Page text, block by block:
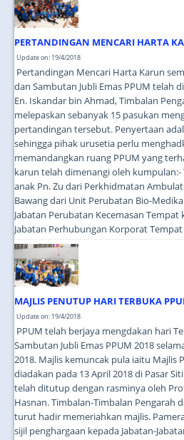
PERTANDINGAN MENCARI HARTA
Update on: 19/4/2018
Pertandingan Mencari Harta Karun
dan Sambutan Jubli Emas PPUM telah
En. Iskandar bin Ahmad, Timbalan
melepaskan sebanyak 15 pasukan
pertandingan tersebut. Penyertaan
sehingga pihak urusetia perlu
memandangkan ruang PPUM yang
karun telah dimenangi oleh
anak Pn. Zu dari Perkhidmatan
Bawang dari Unit Perubatan Bio-
Jabatan Perubatan Kecemasan Tempat
Jabatan Perhubungan Korporat Tempat
MAJLIS PENUTUP HARI TERBUKA
Update on: 19/4/2018
PPUM telah berjaya mengdakan hari
Sambutan Jubli Emas PPUM 2018
2018. Majlis kemuncak pula iaitu Majlis
diadakan pada 13 April 2018 di Pasar
telah ditutup dengan rasminya oleh
Hasnan. Timbalan-Timbalan Pengarah
turut hadir memeriahkan majlis.
sijil penghargaan kepada Jabatan-